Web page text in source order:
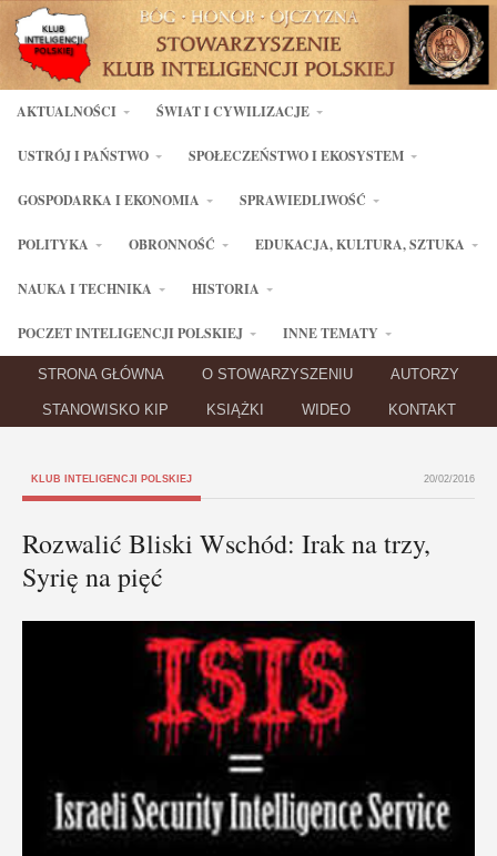
AKTUALNOŚCI ŚWIAT I CYWILIZACJE
USTRÓJ I PAŃSTWO SPOŁECZEŃSTWO I EKOSYSTEM
GOSPODARKA I EKONOMIA SPRAWIEDLIWOŚĆ
POLITYKA OBRONNOŚĆ EDUKACJA, KULTURA, SZTUKA
NAUKA I TECHNIKA HISTORIA
POCZET INTELIGENCJI POLSKIEJ INNE TEMATY
STRONA GŁÓWNA O STOWARZYSZENIU AUTORZY
STANOWISKO KIP KSIĄŻKI WIDEO KONTAKT
KLUB INTELIGENCJI POLSKIEJ 20/02/2016
Rozwalić Bliski Wschód: Irak na trzy,
Syrię na pięć